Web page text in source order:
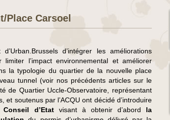
Place Carsoel
d’intégrer les améliorations
limiter l’impact environnemental et améliorer
la typologie du quartier de la nouvelle place
tunnel (voir nos précédents articles sur le
de Quartier Uccle-Observatoire, représentant
et soutenus par l’ACQU ont décidé d’introduire
d’Etatvisant à obtenir d’abord la